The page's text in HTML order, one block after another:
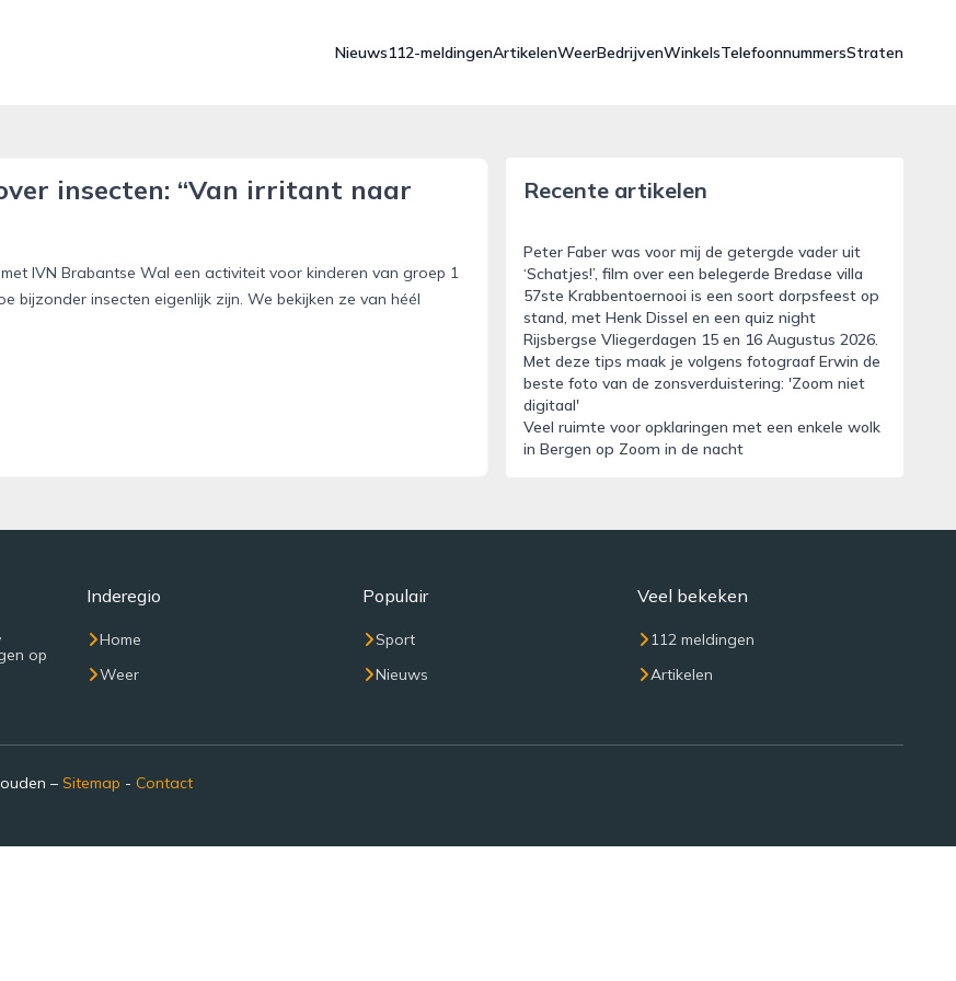
Nieuws112-meldingenArtikelenWeerBedrijvenWinkelsTelefoonnummersStraten
insecten: “Van irritant naar
IVN Brabantse Wal een activiteit voor kinderen van groep 1
bijzonder insecten eigenlijk zijn. We bekijken ze van héél
Recente artikelen
Peter Faber was voor mij de getergde vader uit
‘Schatjes!’, film over een belegerde Bredase villa
57ste Krabbentoernooi is een soort dorpsfeest op
stand, met Henk Dissel en een quiz night
Rijsbergse Vliegerdagen 15 en 16 Augustus 2026.
Met deze tips maak je volgens fotograaf Erwin de
beste foto van de zonsverduistering: 'Zoom niet
digitaal'
Veel ruimte voor opklaringen met een enkele wolk
in Bergen op Zoom in de nacht
op
Inderegio
Home
Weer
Populair
Sport
Nieuws
Veel bekeken
112 meldingen
Artikelen
– Sitemap - Contact